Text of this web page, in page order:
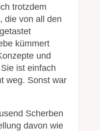
trotzdem
die von all den
kümmert
und
ist einfach
weg. Sonst war
Scherben
davon wie